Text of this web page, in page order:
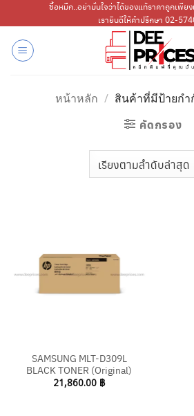
ไป
เนื้อหา
ซื้อหมึก..อย่ามั่นใจว่าได้ของแท้ราคาถูกเพีย
เรายินดีให้คำปรึกษา 02-
หน้าหลัก / สินค้าที่มีป้ายกำ
คัดกรอง
SAMSUNG MLT-D309L
BLACK TONER (Original)
21,860.00 ฿